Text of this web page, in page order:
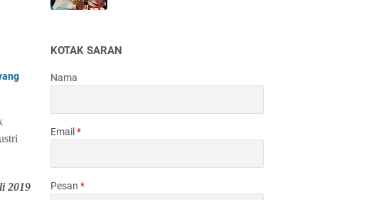
2019
KOTAK SARAN
Nama
Email *
Pesan *